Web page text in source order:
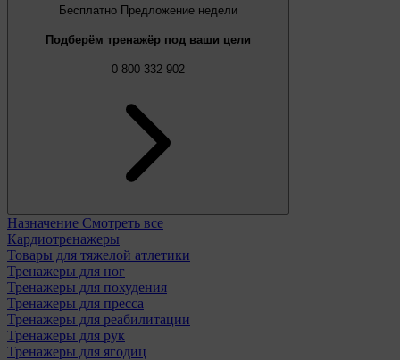
Бесплатно Предложение недели
Подберём тренажёр под ваши цели
0 800 332 902
Назначение Смотреть все
Кардиотренажеры
Товары для тяжелой атлетики
Тренажеры для ног
Тренажеры для похудения
Тренажеры для пресса
Тренажеры для реабилитации
Тренажеры для рук
Тренажеры для ягодиц